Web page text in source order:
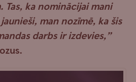
Tas, ka nominācijai mani
man nozīmē, ka šis
darbs ir izdevies,”
.